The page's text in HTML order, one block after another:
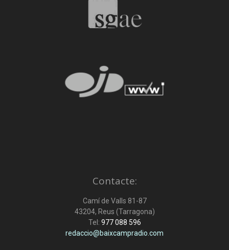
Contacte:
Camí de Valls 81-87
43204, Reus (Tarragona)
Tel: 977 088 596
redaccio@baixcampradio.com